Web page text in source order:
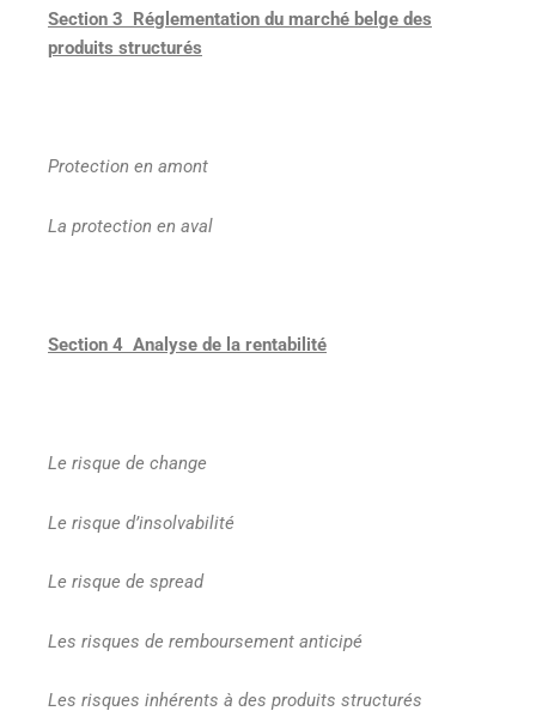
Section 3 Réglementation du marché belge des
produits structurés
Protection en amont
La protection en aval
Section 4 Analyse de la rentabilité
Le risque de change
Le risque d’insolvabilité
Le risque de spread
Les risques de remboursement anticipé
Les risques inhérents à des produits structurés